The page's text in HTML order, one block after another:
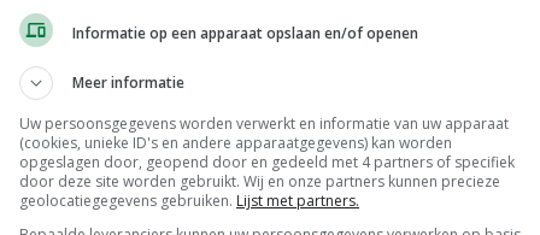
net zoals hagel en wateroverlast onder de brede
van Vereinigte Hagel. Volgens hem hebben weinig
Informatie op een apparaat opslaan en/of openen
Meer informatie
Uw persoonsgegevens worden verwerkt en informatie van uw apparaat
(cookies, unieke ID's en andere apparaatgegevens) kan worden
opgeslagen door, geopend door en gedeeld met 4 partners of specifiek
door deze site worden gebruikt. Wij en onze partners kunnen precieze
geolocatiegegevens gebruiken. Lijst met partners.